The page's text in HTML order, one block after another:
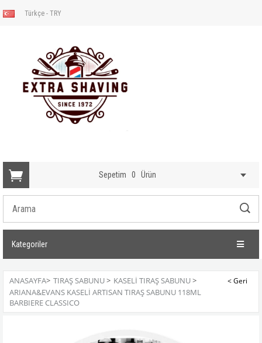
Türkçe - TRY
Sepetim 0 Ürün
Kategoriler
ANASAYFA> TIRAŞ SABUNU> KASELİ TIRAŞ SABUNU>
ARIANA&EVANS KASELİ ARTISAN TIRAŞ SABUNU 118ML
BARBIERE CLASSICO